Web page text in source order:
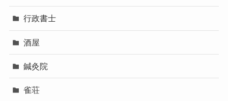
行政書士
酒屋
鍼灸院
雀荘